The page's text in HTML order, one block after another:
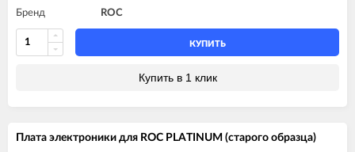
Бренд ROC
КУПИТЬ
Купить в 1 клик
Плата электроники для ROC PLATINUM (старого образца)